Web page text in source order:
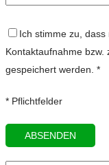
Ich stimme zu,
Kontaktaufnahme bzw.
gespeichert werden. *
* Pflichtfelder